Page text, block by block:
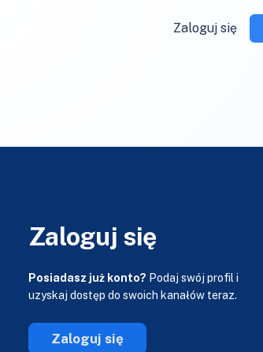
Zaloguj się
Zaloguj się
Posiadasz już konto? Podaj swój profil i
uzyskaj dostęp do swoich kanałów teraz.
Zaloguj się